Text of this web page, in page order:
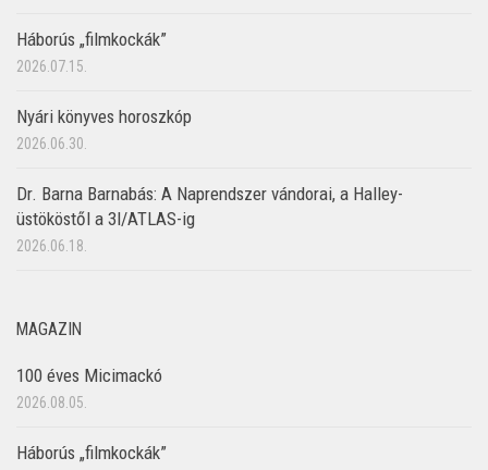
Háborús „filmkockák”
2026.07.15.
Nyári könyves horoszkóp
2026.06.30.
Dr. Barna Barnabás: A Naprendszer vándorai, a Halley-
üstököstől a 3I/ATLAS-ig
2026.06.18.
MAGAZIN
100 éves Micimackó
2026.08.05.
Háborús „filmkockák”